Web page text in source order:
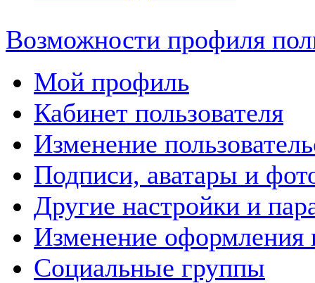
Возможности профиля
Мой профиль
Кабинет пользователя
Изменение
Подписи, аватары и
Другие настройки и
Изменение оформления
Социальные группы